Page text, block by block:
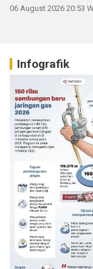
06 August 2026 20:53
Infografik